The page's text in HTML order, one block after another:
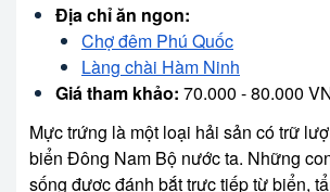
Địa chỉ ăn ngon:
Chợ đêm Phú Quốc
Làng chài Hàm Ninh
Giá tham khảo: 70.000 - 80.000
Mực trứng là một loại hải sản có trữ
biển Đông Nam Bộ nước ta. Những
sống được đánh bắt trực tiếp từ biển,